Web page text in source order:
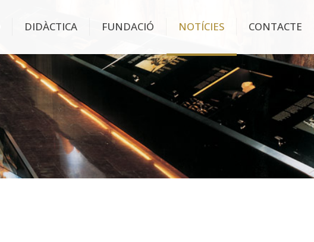
DIDÀCTICA FUNDACIÓ NOTÍCIES CONTACTE